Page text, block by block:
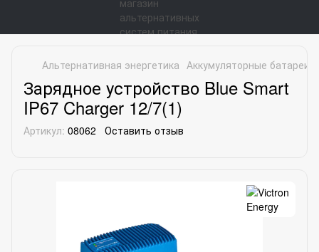
Альтернативная энергетика Аккумуляторные батареи
Зарядное устройство Blue Smart
IP67 Charger 12/7(1)
Артикул: 08062 Оставить отзыв